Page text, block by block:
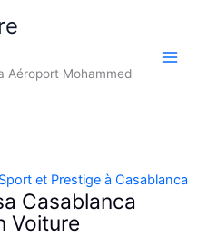
Aéroport Mohammed
Casablanca
Voiture